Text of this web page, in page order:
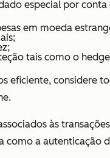
especial por
em moeda
tais como o hedge
eficiente, considere
às
como a autenticação